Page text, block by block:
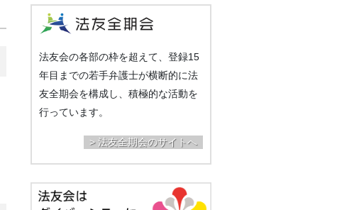
法友会の各部の枠を超えて、登録15
年目までの若手弁護士が横断的に法
友全期会を構成し、積極的な活動を
行っています。
> 法友全期会のサイトへ